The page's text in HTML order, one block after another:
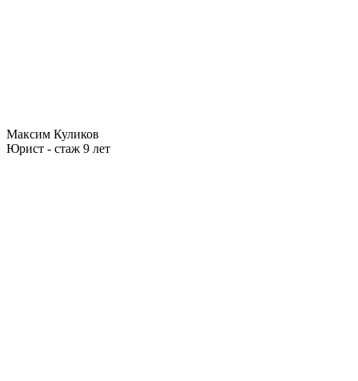
Максим Куликов
Юрист - стаж 9 лет